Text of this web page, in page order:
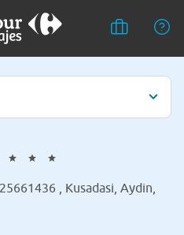
, Kusadasi, Aydin,